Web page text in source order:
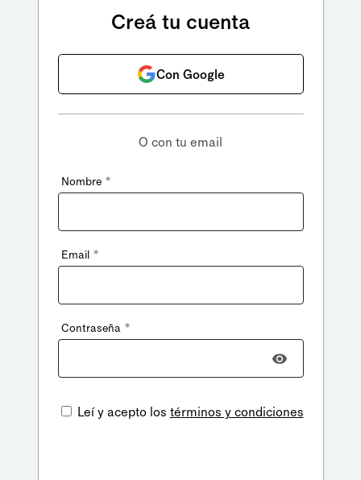
Creá tu cuenta
Con Google
O con tu email
Nombre *
Email *
Contraseña *
Leí y acepto los términos y condiciones